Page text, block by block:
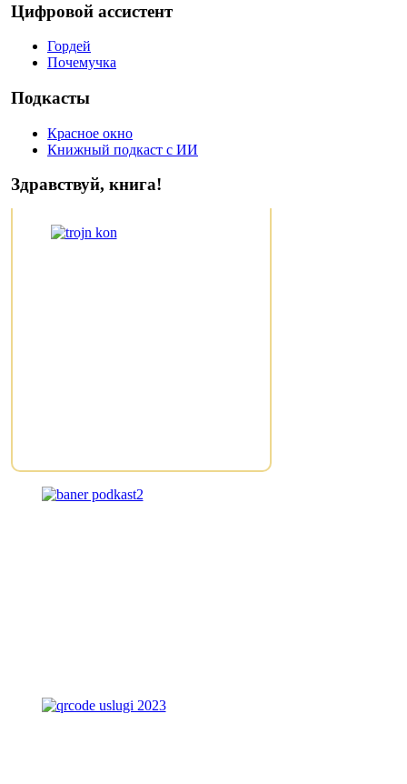
Цифровой ассистент
Гордей
Почемучка
Подкасты
Красное окно
Книжный подкаст с ИИ
Здравствуй, книга!